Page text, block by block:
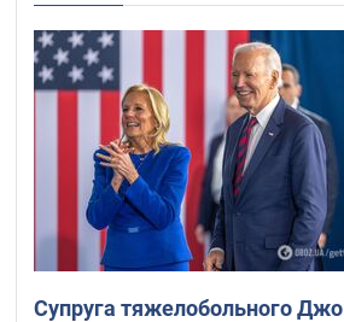
Супруга тяжелобольного Джо